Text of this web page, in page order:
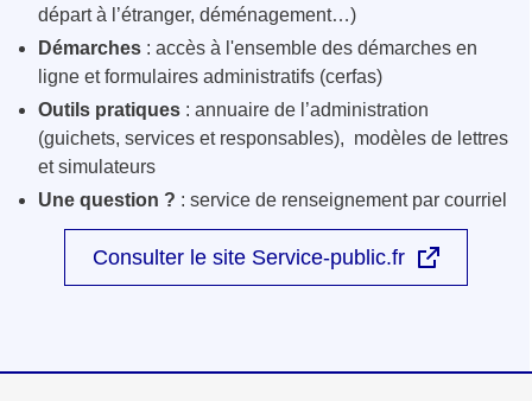
départ à l’étranger, déménagement…)
Démarches : accès à l'ensemble des démarches en
ligne et formulaires administratifs (cerfas)
Outils pratiques : annuaire de l’administration
(guichets, services et responsables), modèles de lettres
et simulateurs
Une question ? : service de renseignement par courriel
Consulter le site Service-public.fr